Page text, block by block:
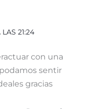
21:24
con una
sentir
gracias